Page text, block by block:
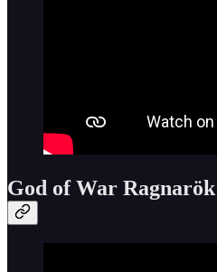
God of War